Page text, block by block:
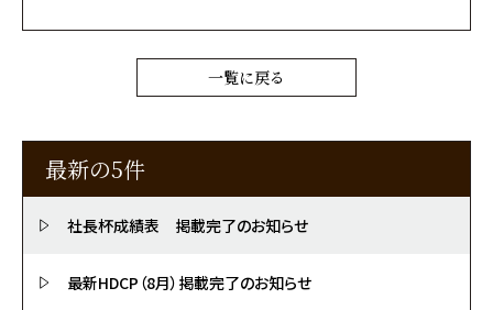
一覧に戻る
最新の5件
社長杯成績表 掲載完了のお知らせ
最新HDCP（8月）掲載完了のお知らせ